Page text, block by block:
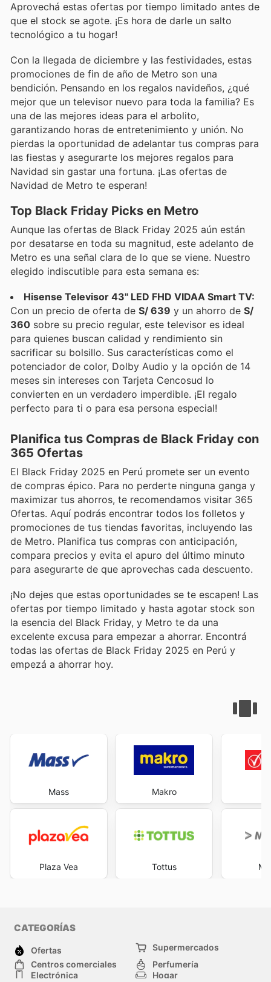
Aprovechá estas ofertas por tiempo limitado antes de
que el stock se agote. ¡Es hora de darle un salto
tecnológico a tu hogar!
Con la llegada de diciembre y las festividades, estas
promociones de fin de año de Metro son una
bendición. Pensando en los regalos navideños, ¿qué
mejor que un televisor nuevo para toda la familia? Es
una de las mejores ideas para el arbolito,
garantizando horas de entretenimiento y unión. No
pierdas la oportunidad de adelantar tus compras para
las fiestas y asegurarte los mejores regalos para
Navidad sin gastar una fortuna. ¡Las ofertas de
Navidad de Metro te esperan!
Top Black Friday Picks en Metro
Aunque las ofertas de Black Friday 2025 aún están
por desatarse en toda su magnitud, este adelanto de
Metro es una señal clara de lo que se viene. Nuestro
elegido indiscutible para esta semana es:
Hisense Televisor 43" LED FHD VIDAA Smart TV:
Con un precio de oferta de S/ 639 y un ahorro de S/
360 sobre su precio regular, este televisor es ideal
para quienes buscan calidad y rendimiento sin
sacrificar su bolsillo. Sus características como el
potenciador de color, Dolby Audio y la opción de 14
meses sin intereses con Tarjeta Cencosud lo
convierten en un verdadero imperdible. ¡El regalo
perfecto para ti o para esa persona especial!
Planifica tus Compras de Black Friday con
365 Ofertas
El Black Friday 2025 en Perú promete ser un evento
de compras épico. Para no perderte ninguna ganga y
maximizar tus ahorros, te recomendamos visitar 365
Ofertas. Aquí podrás encontrar todos los folletos y
promociones de tus tiendas favoritas, incluyendo las
de Metro. Planifica tus compras con anticipación,
compara precios y evita el apuro del último minuto
para asegurarte de que aprovechas cada descuento.
¡No dejes que estas oportunidades se te escapen! Las
ofertas por tiempo limitado y hasta agotar stock son
la esencia del Black Friday, y Metro te da una
excelente excusa para empezar a ahorrar. Encontrá
todas las ofertas de Black Friday 2025 en Perú y
empezá a ahorrar hoy.
Mass
Plaza Vea
Makro
Tottus
CATEGORÍAS
Ofertas
Supermercados
Centros comerciales
Perfumería
Electrónica
Hogar